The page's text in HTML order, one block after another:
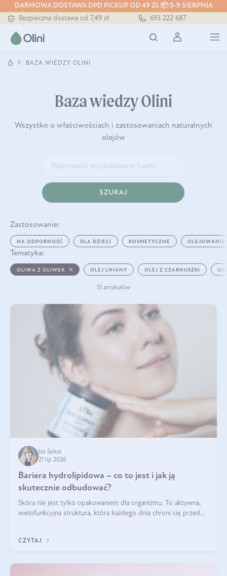
DARMOWA DOSTAWA DPD PICKUP OD 49 ZŁ 📦 3-9 SIERPNIA
Bezpieczna dostawa od 7,49 zł
Darmowa dostawa od 199 zł
Tłoczony zawsze na zimno
693 222 687
BAZA WIEDZY OLINI
Baza wiedzy Olini
Wszystko o właściwościach i zastosowaniach naturalnych
olejów
SZUKAJ
Zastosowanie:
NA ODPORNOŚĆ DLA DZIECI KOSMETYCZNE OLEJOWANIE
Tematyka:
OLIWA Z OLIWEK OLEJ LNIANY OLEJ Z CZARNUSZKI
51 artykułów
Iza Sykut
21 lip 2026
Bariera hydrolipidowa – co to jest i jak ją
skutecznie odbudować?
Skóra nie jest tylko opakowaniem dla organizmu. To aktywna,
wielofunkcyjna struktura, która każdego dnia chroni cię przed
bariera hydrolipidowa.
CZYTAJ